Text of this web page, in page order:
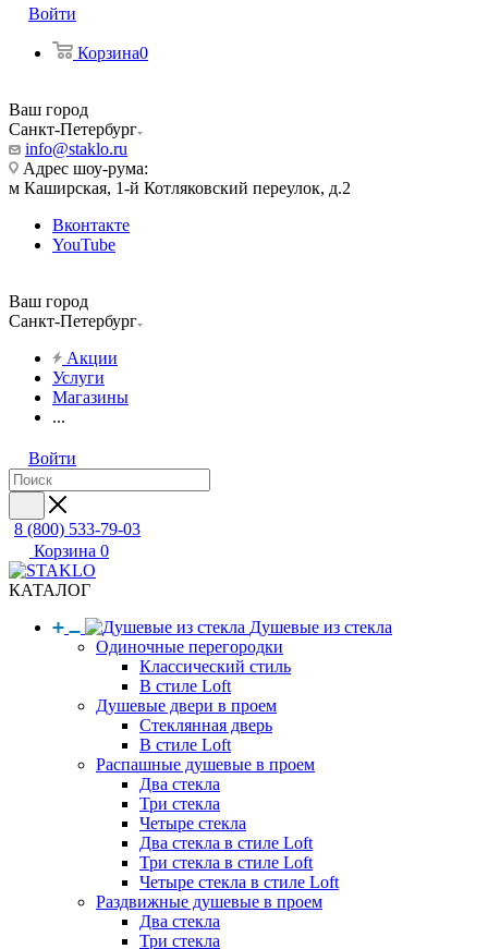
Войти
Корзина0
Ваш город
Санкт-Петербург
info@staklo.ru
Адрес шоу-рума:
м Каширская, 1-й Котляковский переулок, д.2
Вконтакте
YouTube
Ваш город
Санкт-Петербург
Акции
Услуги
Магазины
...
Войти
8 (800) 533-79-03
Корзина 0
КАТАЛОГ
Душевые из стекла
Одиночные перегородки
Классический стиль
В стиле Loft
Душевые двери в проем
Стеклянная дверь
В стиле Loft
Распашные душевые в проем
Два стекла
Три стекла
Четыре стекла
Два стекла в стиле Loft
Три стекла в стиле Loft
Четыре стекла в стиле Loft
Раздвижные душевые в проем
Два стекла
Три стекла